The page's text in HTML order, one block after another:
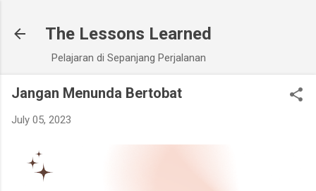
The Lessons Learned
Pelajaran di Sepanjang Perjalanan
Jangan Menunda Bertobat
July 05, 2023